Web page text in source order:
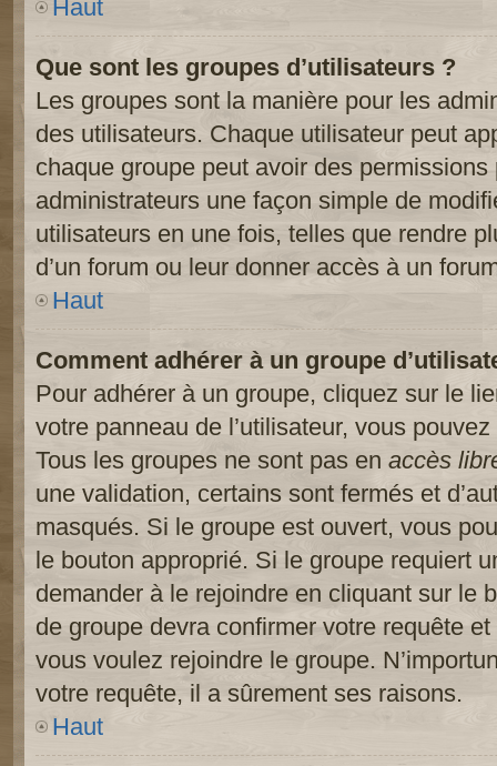
Haut
Que sont les groupes d’utilisateurs ?
Les groupes sont la manière pour les
des utilisateurs. Chaque utilisateur peut
chaque groupe peut avoir des
administrateurs une façon simple de
utilisateurs en une fois, telles que rendre
d’un forum ou leur donner accès à un
Haut
Comment adhérer à un groupe
Pour adhérer à un groupe, cliquez sur le
votre panneau de l’utilisateur, vous
Tous les groupes ne sont pas en accès
une validation, certains sont fermés et
masqués. Si le groupe est ouvert, vous
le bouton approprié. Si le groupe requiert
demander à le rejoindre en cliquant sur le
de groupe devra confirmer votre requête
vous voulez rejoindre le groupe.
votre requête, il a sûrement ses raisons.
Haut